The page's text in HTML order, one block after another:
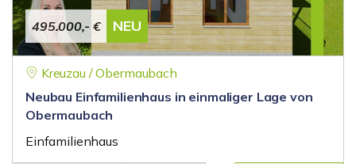
495.000,- € NEU
Kreuzau / Obermaubach
Neubau Einfamilienhaus in einmaliger Lage von
Obermaubach
Einfamilienhaus